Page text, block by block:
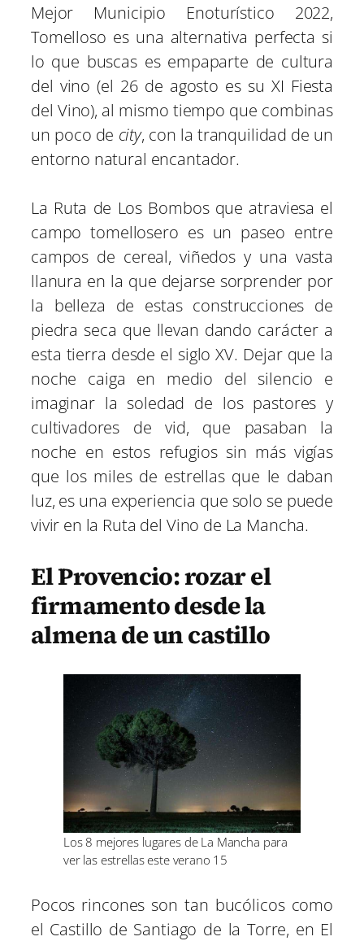
Mejor Municipio Enoturístico 2022,
Tomelloso es una alternativa perfecta si
lo que buscas es empaparte de cultura
del vino (el 26 de agosto es su XI Fiesta
del Vino), al mismo tiempo que combinas
un poco de city, con la tranquilidad de un
entorno natural encantador.
La Ruta de Los Bombos que atraviesa el
campo tomellosero es un paseo entre
campos de cereal, viñedos y una vasta
llanura en la que dejarse sorprender por
la belleza de estas construcciones de
piedra seca que llevan dando carácter a
esta tierra desde el siglo XV. Dejar que la
noche caiga en medio del silencio e
imaginar la soledad de los pastores y
cultivadores de vid, que pasaban la
noche en estos refugios sin más vigías
que los miles de estrellas que le daban
luz, es una experiencia que solo se puede
vivir en la Ruta del Vino de La Mancha.
El Provencio: rozar el
firmamento desde la
almena de un castillo
Los 8 mejores lugares de La Mancha para
ver las estrellas este verano 15
Pocos rincones son tan bucólicos como
el Castillo de Santiago de la Torre, en El